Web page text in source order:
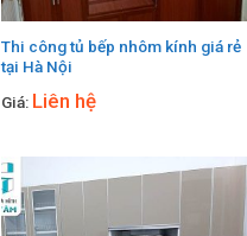
Thi công tủ bếp nhôm kính giá rẻ
tại Hà Nội
Giá: Liên hệ